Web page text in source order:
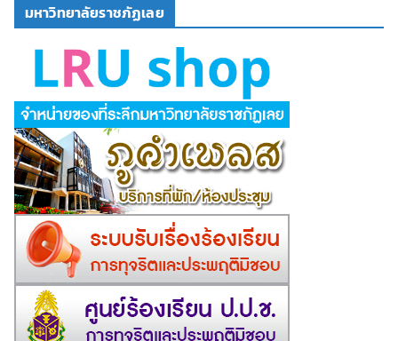
มหาวิทยาลัยราชภัฏเลย